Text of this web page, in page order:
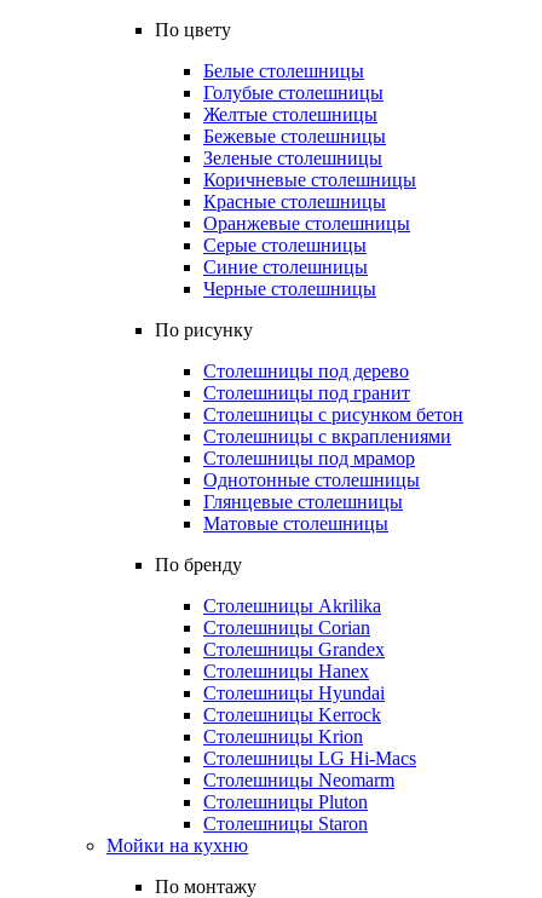
По цвету
Белые столешницы
Голубые столешницы
Желтые столешницы
Бежевые столешницы
Зеленые столешницы
Коричневые столешницы
Красные столешницы
Оранжевые столешницы
Серые столешницы
Синие столешницы
Черные столешницы
По рисунку
Столешницы под дерево
Столешницы под гранит
Столешницы с рисунком бетон
Столешницы с вкраплениями
Столешницы под мрамор
Однотонные столешницы
Глянцевые столешницы
Матовые столешницы
По бренду
Столешницы Akrilika
Столешницы Corian
Столешницы Grandex
Столешницы Hanex
Столешницы Hyundai
Столешницы Kerrock
Столешницы Krion
Столешницы LG Hi-Macs
Столешницы Neomarm
Столешницы Pluton
Столешницы Staron
Мойки на кухню
По монтажу